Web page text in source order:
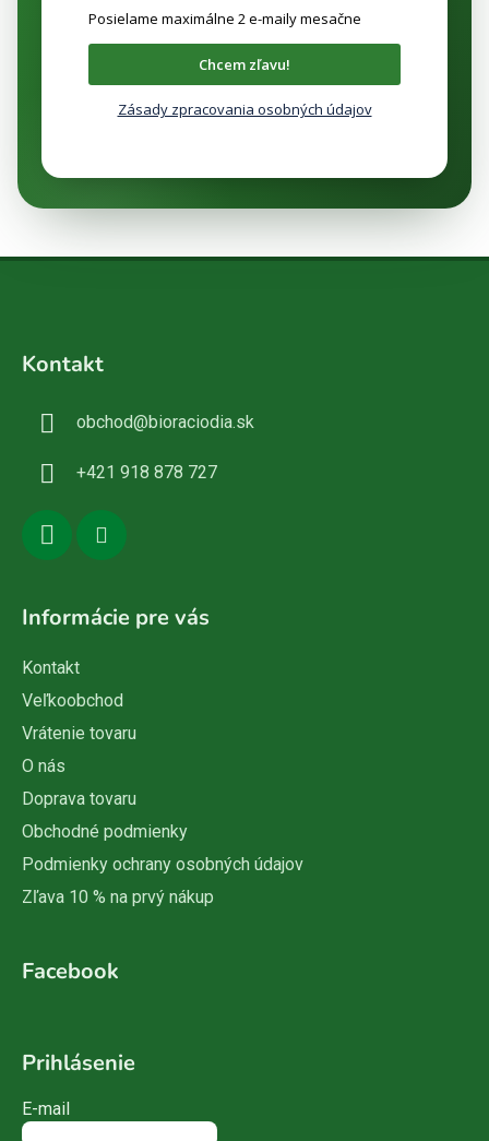
Posielame maximálne 2 e-maily mesačne
Chcem zľavu!
Zásady zpracovania osobných údajov
Kontakt
obchod@bioraciodia.sk
+421 918 878 727
Informácie pre vás
Kontakt
Veľkoobchod
Vrátenie tovaru
O nás
Doprava tovaru
Obchodné podmienky
Podmienky ochrany osobných údajov
Zľava 10 % na prvý nákup
Facebook
Prihlásenie
E-mail